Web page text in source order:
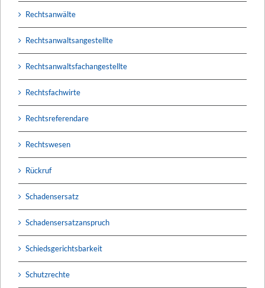
Rechtsanwälte
Rechtsanwaltsangestellte
Rechtsanwaltsfachangestellte
Rechtsfachwirte
Rechtsreferendare
Rechtswesen
Rückruf
Schadensersatz
Schadensersatzanspruch
Schiedsgerichtsbarkeit
Schutzrechte